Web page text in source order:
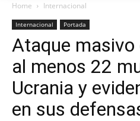
Home Internacional
Internacional Portada
Ataque masivo
al menos 22
Ucrania y
en sus